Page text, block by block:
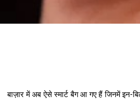
बाज़ार में अब ऐसे स्मार्ट बैग आ गए हैं जिनमें इन-